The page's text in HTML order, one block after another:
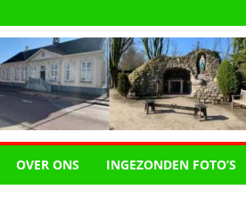
OVER ONS INGEZONDEN FOTO’S